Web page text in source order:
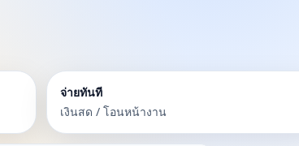
จ่ายทันที
เงินสด / โอนหน้างาน